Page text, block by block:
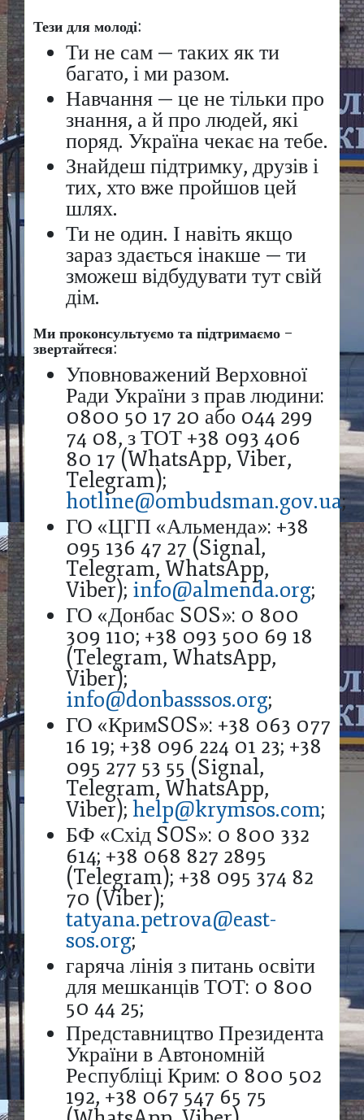
Тези для молоді:
Ти не сам — таких як ти
багато, і ми разом.
Навчання — це не тільки про
знання, а й про людей, які
поряд. Україна чекає на тебе.
Знайдеш підтримку, друзів і
тих, хто вже пройшов цей
шлях.
Ти не один. І навіть якщо
зараз здається інакше — ти
зможеш відбудувати тут свій
дім.
Ми проконсультуємо та підтримаємо –
звертайтеся:
Уповноважений Верховної
Ради України з прав людини:
0800 50 17 20 або 044 299
74 08, з ТОТ +38 093 406
80 17 (WhatsApp, Viber,
Telegram);
hotline@ombudsman.gov.ua;
ГО «ЦГП «Альменда»: +38
095 136 47 27 (Signal,
Telegram, WhatsApp,
Viber); info@almenda.org;
ГО «Донбас SOS»: 0 800
309 110; +38 093 500 69 18
(Telegram, WhatsApp,
Viber);
info@donbasssos.org;
ГО «КримSOS»: +38 063 077
16 19; +38 096 224 01 23; +38
095 277 53 55 (Signal,
Telegram, WhatsApp,
Viber); help@krymsos.com;
БФ «Схід SOS»: 0 800 332
614; +38 068 827 2895
(Telegram); +38 095 374 82
70 (Viber);
tatyana.petrova@east-
sos.org;
гаряча лінія з питань освіти
для мешканців ТОТ: 0 800
50 44 25;
Представництво Президента
України в Автономній
Республіці Крим: 0 800 502
192, +38 067 547 65 75